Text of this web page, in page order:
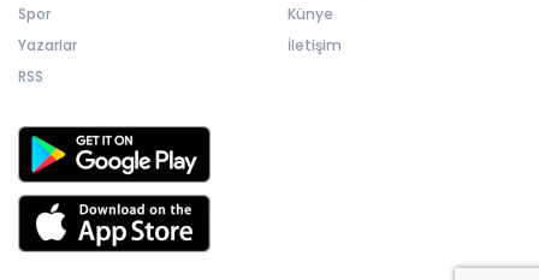
Spor
Yazarlar
RSS
Künye
İletişim